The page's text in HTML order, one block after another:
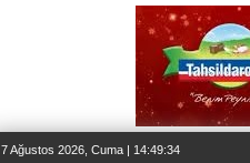
7 Ağustos 2026, Cuma | 14:49:34